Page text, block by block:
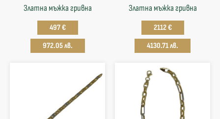
Златна мъжка гривна
497 €
972.05 лв.
Златна мъжка гривна
2112 €
4130.71 лв.